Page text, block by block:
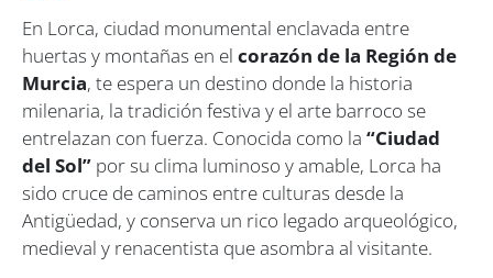
En Lorca, ciudad monumental enclavada entre
huertas y montañas en el corazón de la Región de
Murcia, te espera un destino donde la historia
milenaria, la tradición festiva y el arte barroco se
entrelazan con fuerza. Conocida como la “Ciudad
del Sol” por su clima luminoso y amable, Lorca ha
sido cruce de caminos entre culturas desde la
Antigüedad, y conserva un rico legado arqueológico,
medieval y renacentista que asombra al visitante.